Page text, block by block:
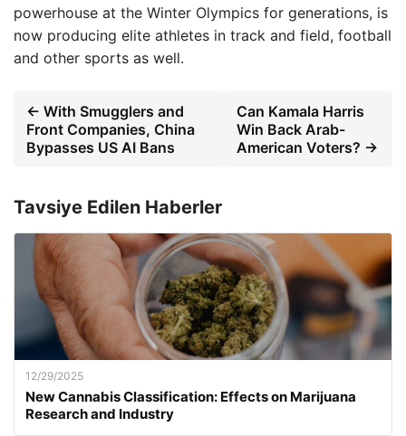
powerhouse at the Winter Olympics for generations, is
now producing elite athletes in track and field, football
and other sports as well.
← With Smugglers and
Front Companies, China
Bypasses US AI Bans
Can Kamala Harris
Win Back Arab-
American Voters? →
Tavsiye Edilen Haberler
12/29/2025
New Cannabis Classification: Effects on Marijuana
Research and Industry